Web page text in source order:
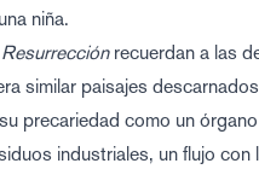
niña.
Resurrección recuerdan a las
similar paisajes
precariedad como un
industriales, un flujo con